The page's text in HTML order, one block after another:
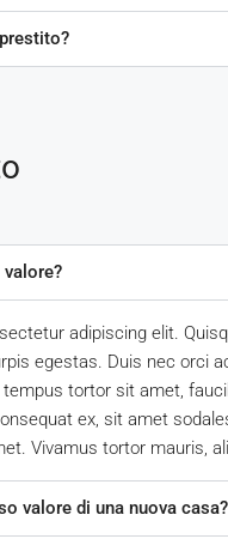
adipiscing elit.
egestas. Duis nec orci
tortor sit amet,
ex, sit amet
Vivamus tortor mauris,
valore di una nuova casa?